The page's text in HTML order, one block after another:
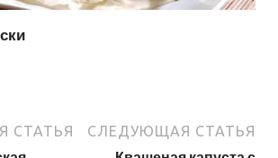
СТАТЬЯ СЛЕДУЮЩАЯ СТАТЬЯ